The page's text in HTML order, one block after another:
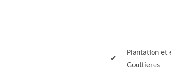
Plantation et
Gouttieres